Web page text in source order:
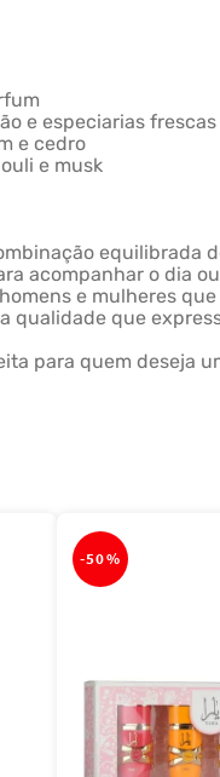
e especiarias frescas
e cedro
e musk
equilibrada
acompanhar o dia
e mulheres
qualidade que
para quem deseja
-50%